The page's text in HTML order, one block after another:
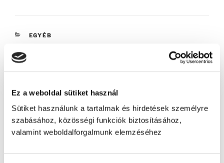
Ez a weboldal sütiket használ
Sütiket használunk a tartalmak és hirdetések személyre
szabásához, közösségi funkciók biztosításához,
valamint weboldalforgalmunk elemzéséhez
KATEGÓRIÁK
EGYÉB
navigáció
Korábbi
ELŐZŐ
Röviden a cookie használatról
Következő